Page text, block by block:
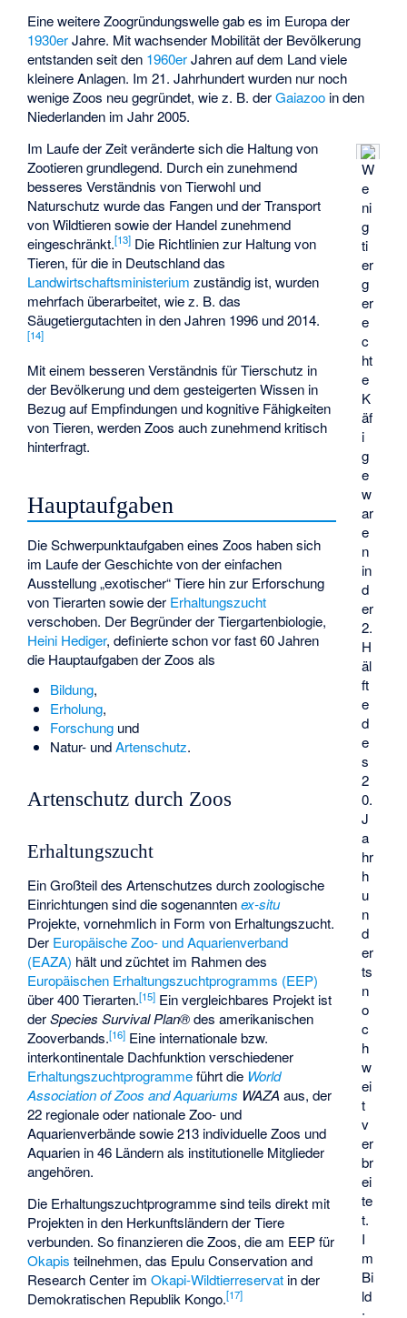
Eine weitere Zoogründungswelle gab es im Europa der
1930erJahre. Mit wachsender Mobilität der Bevölkerung
entstanden seit den 1960erJahren auf dem Land viele
kleinere Anlagen. Im 21. Jahrhundert wurden nur noch
wenige Zoos neu gegründet, wie z. B. derGaiazoo in den
Niederlanden im Jahr 2005.
W
e
ni
g
ti
er
g
er
e
c
ht
e
K
äf
i
g
e
w
ar
e
n
in
d
er
2.
H
äl
ft
e
d
e
s
2
0.
J
a
hr
h
u
n
d
er
ts
n
o
c
h
w
ei
t
v
er
br
ei
te
t.
I
m
Bi
ld
Im Laufe der Zeit veränderte sich die Haltung von
Zootieren grundlegend. Durch ein zunehmend
besseres Verständnis von Tierwohl und
Naturschutz wurde das Fangen und der Transport
von Wildtieren sowie der Handel zunehmend
eingeschränkt.[13] Die Richtlinien zur Haltung von
Tieren, für die in Deutschland das
Landwirtschaftsministerium zuständig ist, wurden
mehrfach überarbeitet, wie z. B. das
Säugetiergutachten in den Jahren 1996 und 2014.
[14]
Mit einem besseren Verständnis für Tierschutz in
der Bevölkerung und dem gesteigerten Wissen in
Bezug auf Empfindungen und kognitive Fähigkeiten
von Tieren, werden Zoos auch zunehmend kritisch
hinterfragt.
Hauptaufgaben
Die Schwerpunktaufgaben eines Zoos haben sich
im Laufe der Geschichte von der einfachen
Ausstellung „exotischer“ Tiere hin zur Erforschung
von Tierarten sowie der Erhaltungszucht
verschoben. Der Begründer derTiergartenbiologie,
Heini Hediger, definierte schon vor fast 60 Jahren
die Hauptaufgaben der Zoos als
Bildung,
Erholung,
Forschungund
Natur- undArtenschutz.
Artenschutz durch Zoos
Erhaltungszucht
Ein Großteil des Artenschutzes durch zoologische
Einrichtungen sind die sogenanntenex-situ
Projekte, vornehmlich in Form von Erhaltungszucht.
Der Europäische Zoo- und Aquarienverband
(EAZA) hält und züchtet im Rahmen des
Europäischen Erhaltungszuchtprogramms (EEP)
über 400 Tierarten.[15] Ein vergleichbares Projekt ist
derSpecies Survival Plan®des amerikanischen
Zooverbands.[16] Eine internationale bzw.
interkontinentale Dachfunktion verschiedener
Erhaltungszuchtprogrammeführt die World
Association of Zoos and Aquariums WAZA aus, der
22 regionale oder nationale Zoo- und
Aquarienverbände sowie 213 individuelle Zoos und
Aquarien in 46 Ländern als institutionelle Mitglieder
angehören.
Die Erhaltungszuchtprogramme sind teils direkt mit
Projekten in den Herkunftsländern der Tiere
verbunden. So finanzieren die Zoos, die am EEP für
Okapis teilnehmen, das Epulu Conservation and
Research Center imOkapi-Wildtierreservat in der
Demokratischen Republik Kongo.[17]